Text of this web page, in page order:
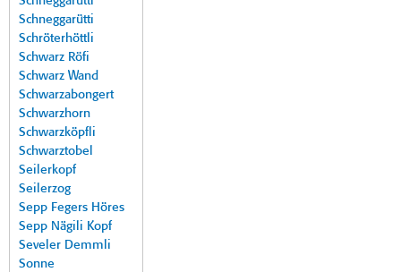
Schneggarütti
Schröterhöttli
Schwarz Röfi
Schwarz Wand
Schwarzabongert
Schwarzhorn
Schwarzköpfli
Schwarztobel
Seilerkopf
Seilerzog
Sepp Fegers Höres
Sepp Nägili Kopf
Seveler Demmli
Sonne